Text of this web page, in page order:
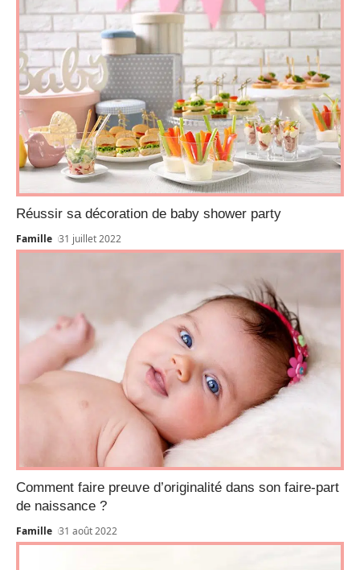
Réussir sa décoration de baby shower party
Famille 31 juillet 2022
Comment faire preuve d’originalité dans son faire-part
de naissance ?
Famille 31 août 2022